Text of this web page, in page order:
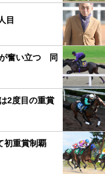
目
奮い立つ 同
2度目の重賞
初重賞制覇